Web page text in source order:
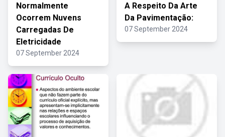
Normalmente
Ocorrem Nuvens
Carregadas De
Eletricidade
07 September 2024
A Respeito Da Arte
Da Pavimentação:
07 September 2024